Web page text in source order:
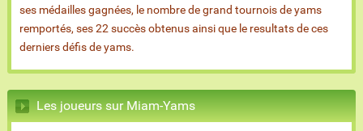
ses médailles gagnées, le nombre de grand tournois de yams
remportés, ses 22 succès obtenus ainsi que le resultats de ces
derniers défis de yams.
Les joueurs sur Miam-Yams